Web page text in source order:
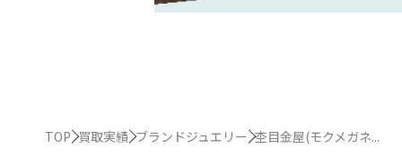
TOP 買取実績 ブランドジュエリー 杢目金屋(モクメガネ...